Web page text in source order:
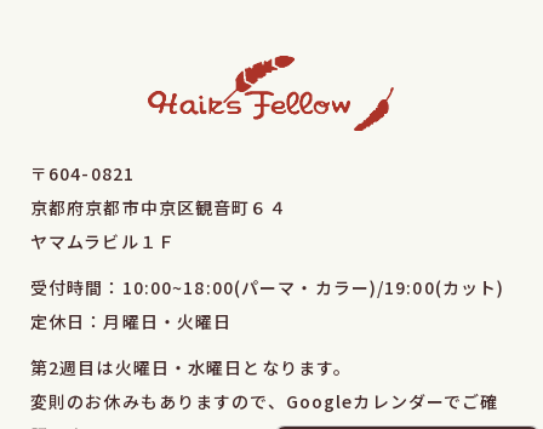
〒604-0821
京都府京都市中京区観音町６４
​​​​​​​ヤマムラビル１Ｆ
受付時間：10:00~18:00(パーマ・カラー)/19:00(カット)
​​​​​​定休日：月曜日・火曜日
第2週目は火曜日・水曜日となります。
変則のお休みもありますので、Googleカレンダーでご確